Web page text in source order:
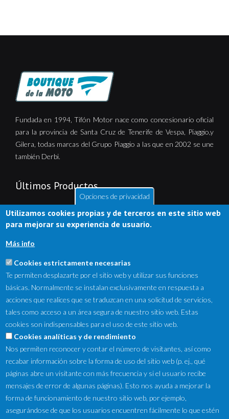
Fundada en 1994, Tifón Motor nace como concesionario oficial
para la provincia de Santa Cruz de Tenerife de Vespa, Piaggio,y
Gilera, todas marcas del Grupo Piaggio a las que en 2002 se une
también Derbi.
Últimos Productos
NewsLetter
Opciones de privacidad
Utilizamos cookies propias y de terceros en este sitio web
para mejorar su experiencia de usuario.
Más info
Cookies estrictamente necesarias
Te permiten desplazarte por el sitio web y utilizar sus funciones
básicas. Normalmente se instalan exclusivamente en respuesta a
acciones que realices que se traduzcan en una solicitud de servicios,
tales como acceso a un área segura de nuestro sitio web. Estas
cookies son indispensables para el uso de este sitio web.
Cookies analíticas y de rendimiento
Nos permiten reconocer y contar el número de visitantes, así como
recabar información sobre la forma de uso del sitio web (p. ej., qué
páginas abre un visitante con más frecuencia y si el usuario recibe
mensajes de error de algunas páginas). Esto nos ayuda a mejorar la
forma de funcionamiento de nuestro sitio web, por ejemplo,
asegurándose de que los usuarios encuentren fácilmente lo que estén